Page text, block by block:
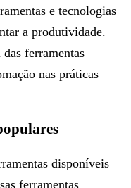
e tecnologias
a produtividade.
ferramentas
nas práticas
disponíveis
ferramentas